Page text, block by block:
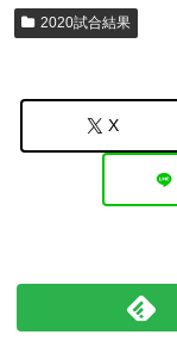
2020試合結果
X